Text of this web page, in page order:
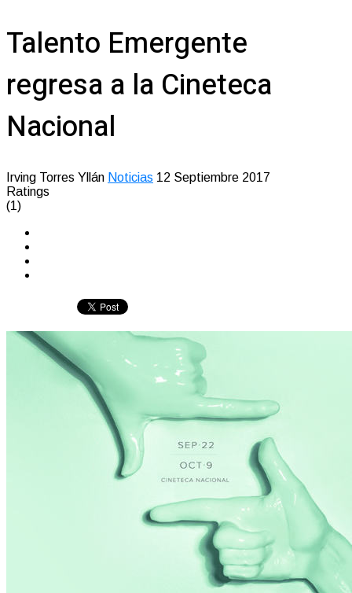
Talento Emergente
regresa a la Cineteca
Nacional
Irving Torres Yllán Noticias 12 Septiembre 2017
Ratings
(1)